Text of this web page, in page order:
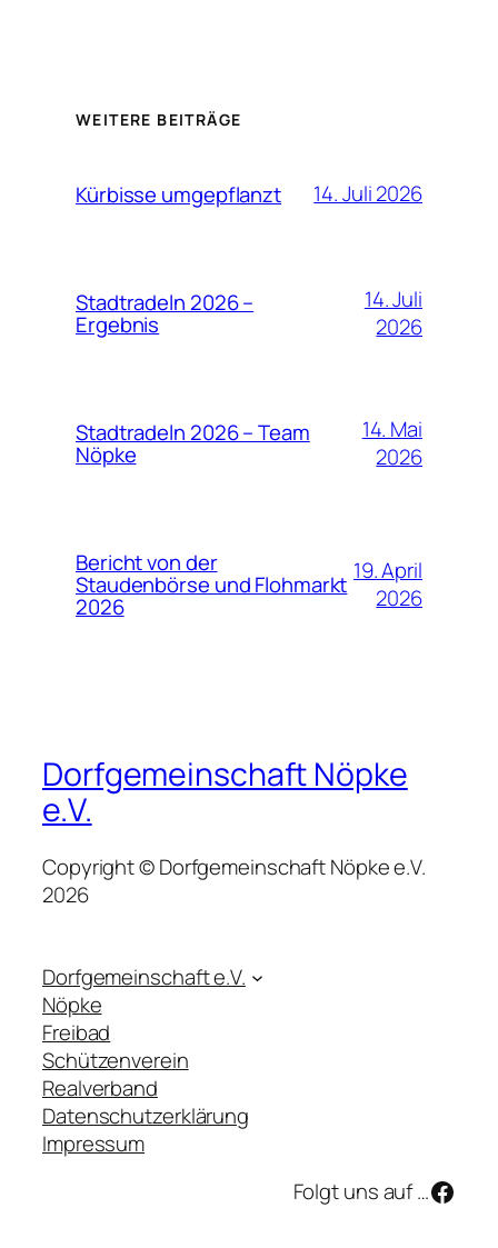
WEITERE BEITRÄGE
Kürbisse umgepflanzt 14. Juli 2026
Stadtradeln 2026 –
Ergebnis
14. Juli
2026
Stadtradeln 2026 – Team
Nöpke
14. Mai
2026
Bericht von der
Staudenbörse und Flohmarkt
2026
19. April
2026
Dorfgemeinschaft Nöpke
e.V.
Copyright © Dorfgemeinschaft Nöpke e.V.
2026
Dorfgemeinschaft e.V.
Nöpke
Freibad
Schützenverein
Realverband
Datenschutzerklärung
Impressum
Folgt uns auf …